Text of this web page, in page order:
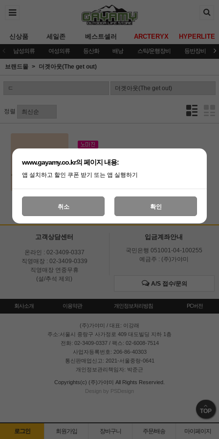
신상품 세일존 베스트셀러 ARCTERYX HYPERLITE
남성의류 여성의류 등산화 배낭 스틱/운행장비 등반장비
브랜드몰 더겟아웃(The get out)
정렬
Forest/Mustard/WS
고객상담센터
온라인 : 02-3409-0337
직영매장 : 02-3409-0339
직영매장 연중무휴
(설/추석 제외)
입금계좌안내
국민은행 051001-04-100255
예금주 : (주)가야미
A/S 접수/문의
회사소개 이용약관 개인정보처리방침 PC버전
(주)가야미 / 대표: 이강래
주소:서울시 중랑구 사가정로 409 대도빌딩 지하 1층
전화: 02-3409-0337 / 팩스: 02-6008-7514
사업자등록번호: 206-86-40303
통신판매업신고: 2021-서울중랑-0641
개인정보관리책임자: 박준근
Copyrights(c) (주)가야미 All Rights Reservied.
Design by PSDesign
TOP
로그인 회원가입 장바구니 주문/배송 마이페이지
www.gayamy.co.kr의 페이지 내용:
앱 설치하고 할인 쿠폰 받기 또는 앱 실행하기
취소 확인